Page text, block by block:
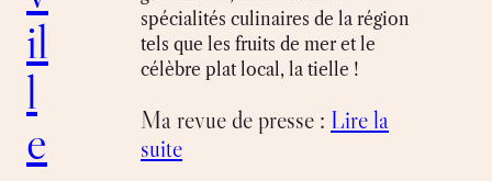
il
l
e
spécialités culinaires de la région
tels que les fruits de mer et le
célèbre plat local, la tielle !
Ma revue de presse : Lire la
suite